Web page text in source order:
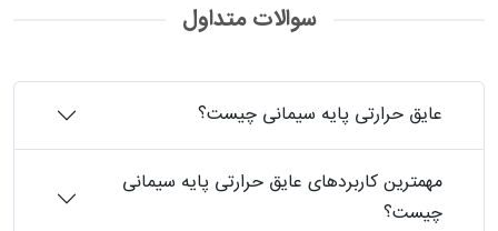
سوالات متداول
عایق حرارتی پایه سیمانی چیست؟
مهمترین کاربردهای عایق حرارتی پایه سیمانی
چیست؟